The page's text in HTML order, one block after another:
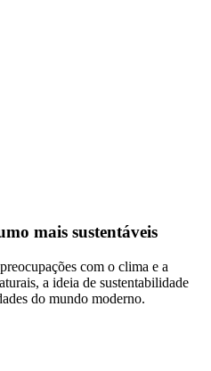
mais sustentáveis
com o clima e a
a ideia de sustentabilidade
do mundo moderno.